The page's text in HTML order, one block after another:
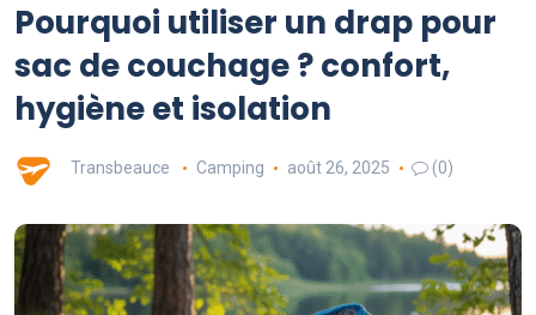
Pourquoi utiliser un drap pour
sac de couchage ? confort,
hygiène et isolation
Transbeauce Camping août 26, 2025 (0)